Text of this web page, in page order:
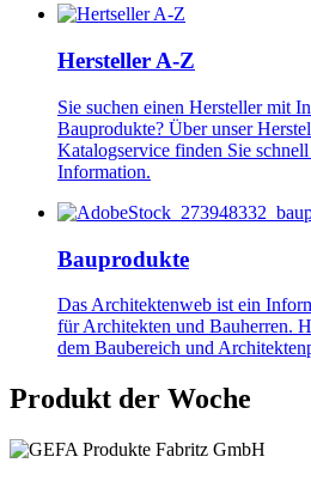
Image
Hersteller A-Z
Sie suchen einen Hersteller mit
Bauprodukte? Über unser
Katalogservice finden Sie
Information.
Image
Bauprodukte
Das Architektenweb ist ein
für Architekten und Bauherren.
dem Baubereich und
Produkt der Woche